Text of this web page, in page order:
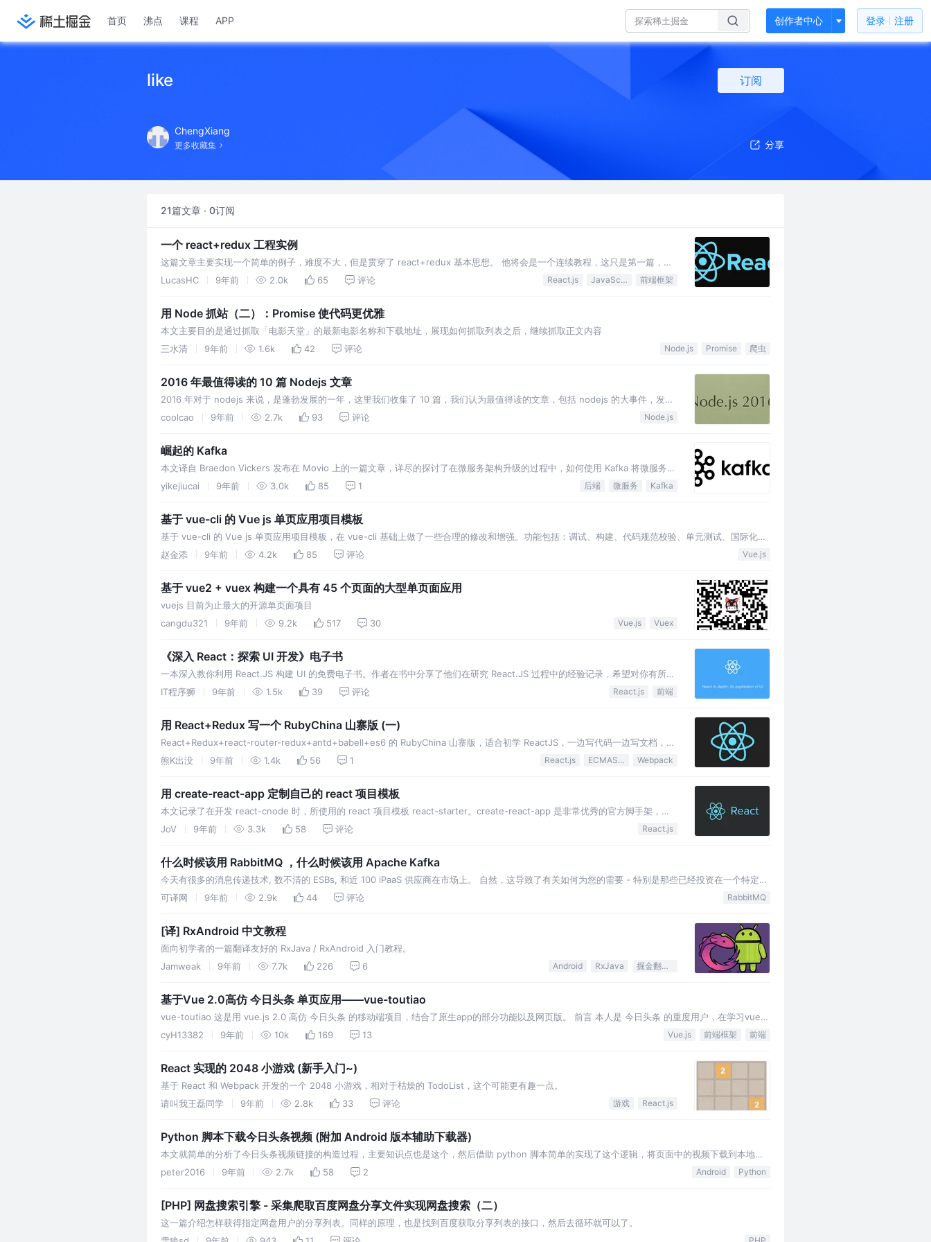
首页 沸点 课程 APP 创作者中心 登录 注册
like 订阅
ChengXiang
更多收藏集
21篇文章 · 0订阅
一个 react+redux 工程实例
这篇文章主要实现一个简单的例子，难度不大，但是贯穿了 react+redux 基本思想。 他将会是一个连续教程，这只是第一篇，不
涉及 redux 中间件，redux 处理异步等内容，也不涉及 react 性能优化，不可变数据 immutable.js 的内容。但这些不涉及到的内
LucasHC 9年前 2.0k 65 评论 React.js JavaScript 前端框架
用 Node 抓站（二）：Promise 使代码更优雅
本文主要目的是通过抓取「电影天堂」的最新电影名称和下载地址，展现如何抓取列表之后，继续抓取正文内容
三水清
9年前 1.6k 42 评论 Node.js Promise 爬虫
2016 年最值得读的 10 篇 Nodejs 文章
2016 年对于 nodejs 来说，是蓬勃发展的一年，这里我们收集了 10 篇，我们认为最值得读的文章，包括 nodejs 的大事件，发展
等相关的文章，队不平凡的 2016 做个回顾
coolcao 9年前 2.7k 93 评论 Node.js
崛起的 Kafka
本文译自 Braedon Vickers 发布在 Movio 上的一篇文章，详尽的探讨了在微服务架构升级的过程中，如何使用 Kafka 将微服务之
间耦合降到最低，同时能让整个系统在保证高可用的前提下做到高可扩展。
yikejiucai 9年前 3.0k 85 1 后端 微服务 Kafka
基于 vue-cli 的 Vue js 单页应用项目模板
基于 vue-cli 的 Vue js 单页应用项目模板，在 vue-cli 基础上做了一些合理的修改和增强。功能包括：调试、构建、代码规范校验、单元测试、国际化
等。
赵金添 9年前 4.2k 85 评论 Vue.js
基于 vue2 + vuex 构建一个具有 45 个页面的大型单页面应用
vuejs 目前为止最大的开源单页面项目
cangdu321
9年前 9.2k 517 30 Vue.js Vuex
《深入 React：探索 UI 开发》电子书
一本深入教你利用 React.JS 构建 UI 的免费电子书。作者在书中分享了他们在研究 React.JS 过程中的经验记录，希望对你有所帮
助。
IT程序狮 9年前 1.5k 39 评论 React.js 前端
用 React+Redux 写一个 RubyChina 山寨版 (一)
React+Redux+react-router-redux+antd+babell+es6 的 RubyChina 山寨版，适合初学 ReactJS，一边写代码一边写文档，记
录成长的痕迹
熊K出没 9年前 1.4k 56 1 React.js ECMAScript 6 Webpack
用 create-react-app 定制自己的 react 项目模板
本文记录了在开发 react-cnode 时，所使用的 react 项目模板 react-starter。create-react-app 是非常优秀的官方脚手架，已
经提供了丰富的功能，该模板是基于 create-react-app 创建的项目 eject 后，在不影响原有功能的前提下，根据个人的需要进行
JoV 9年前 3.3k 58 评论 React.js
什么时候该用 RabbitMQ ，什么时候该用 Apache Kafka
今天有很多的消息传递技术, 数不清的 ESBs, 和近 100 iPaaS 供应商在市场上。 自然，这导致了有关如何为您的需要 - 特别是那些已经投资在一个特定的
选择，选择正确的消息传递技术的问题 。我们批发选择吗? 用正确的工具做正确的工作? 我们有没有正确地布置手头的工作以满足业务需求? 鉴于此，对
可译网 9年前 2.9k 44 评论 RabbitMQ
[译] RxAndroid 中文教程
面向初学者的一篇翻译友好的 RxJava / RxAndroid 入门教程。
Jamweak
9年前 7.7k 226 6 Android RxJava 掘金翻译计划
基于Vue 2.0高仿 今日头条 单页应用——vue-toutiao
vue-toutiao 这是用 vue.js 2.0 高仿 今日头条 的移动端项目，结合了原生app的部分功能以及网页版。 前言 本人是 今日头条 的重度用户，在学习vue.js
过程中，在GitHub上看到了很多高仿webapp的好项目。由此在有了一定的技术积累后，开始构思使用…
cyH13382 9年前 10k 169 13 Vue.js 前端框架 前端
React 实现的 2048 小游戏 (新手入门~)
基于 React 和 Webpack 开发的一个 2048 小游戏，相对于枯燥的 TodoList，这个可能更有趣一点。
请叫我王磊同学
9年前 2.8k 33 评论 游戏 React.js
Python 脚本下载今日头条视频 (附加 Android 版本辅助下载器)
本文就简单的分析了今日头条视频链接的构造过程，主要知识点也是这个，然后借助 python 脚本简单的实现了这个逻辑，将页面中的视频下载到本地
了，不用之前那么手动的进行操作了。加上有了 Android 版本的辅助小工具，可以在手机端想怎么保存就怎么保存！如果觉得文章不错，就记得多多扩散
peter2016 9年前 2.7k 58 2 Android Python
[PHP] 网盘搜索引擎 - 采集爬取百度网盘分享文件实现网盘搜索（二）
这一篇介绍怎样获得指定网盘用户的分享列表。同样的原理，也是找到百度获取分享列表的接口，然后去循环就可以了。